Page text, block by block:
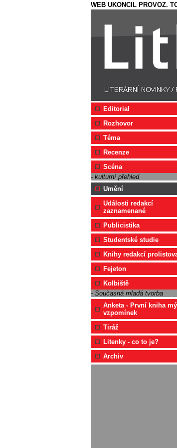
WEB UKONCIL PROVOZ.
Editorial
Rozhovor
Téma
Recenze
Scéna
- kulturní přehled
Umění
Události redakcí
zaznamenané
Publicistika
Studentské studie
Knihy redakcí
Fejeton
Kolbiště
- Současná mladá tvorba
Anketa - První kniha
vzpomínek
Tiráž
Litenky - co to je?
Archiv